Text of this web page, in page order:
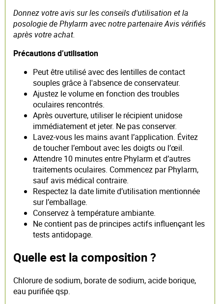
Donnez votre avis sur les conseils d'utilisation et la
posologie de Phylarm avec notre partenaire Avis vérifiés
après votre achat.
Précautions d’utilisation
Peut être utilisé avec des lentilles de contact
souples grâce à l'absence de conservateur.
Ajustez le volume en fonction des troubles
oculaires rencontrés.
Après ouverture, utiliser le récipient unidose
immédiatement et jeter. Ne pas conserver.
Lavez-vous les mains avant l’application. Évitez
de toucher l’embout avec les doigts ou l’œil.
Attendre 10 minutes entre Phylarm et d’autres
traitements oculaires. Commencez par Phylarm,
sauf avis médical contraire.
Respectez la date limite d’utilisation mentionnée
sur l’emballage.
Conservez à température ambiante.
Ne contient pas de principes actifs influençant les
tests antidopage.
Quelle est la composition ?
Chlorure de sodium, borate de sodium, acide borique,
eau purifiée qsp.